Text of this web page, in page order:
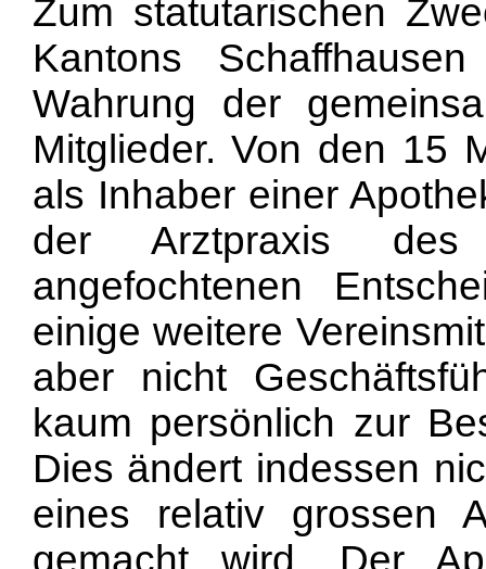
Zum statutarischen
Kantons
Wahrung der
Mitglieder. Von den 15
als Inhaber einer
der Arztpraxis des
angefochtenen
einige weitere
aber nicht
kaum persönlich zur
Dies ändert indessen
eines relativ grossen
gemacht wird. Der